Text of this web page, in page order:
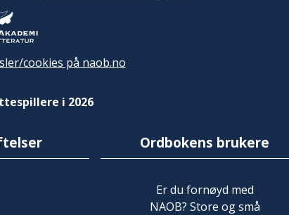
cookies på naob.no
i 2026
Ordbokens brukere
Er du fornøyd med
NAOB? Store og små